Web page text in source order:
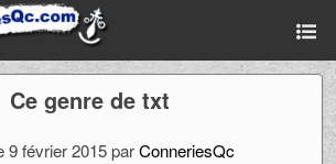
Ce genre de txt
9 février 2015 parConneriesQc